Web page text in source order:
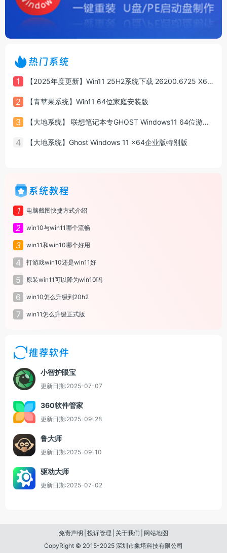
热门系统
1 【2025年度更新】Win11 25H2系统下载 26200.6725 X64 专业版
2 【青苹果系统】Win11 64位家庭安装版
3 【大地系统】 联想笔记本专GHOST Windows11 64位游戏增强版系统镜像
4 【大地系统】Ghost Windows 11 x64企业版特别版
系统教程
1 电脑截图快捷方式介绍
2 win10与win11哪个流畅
3 win11和win10哪个好用
4 打游戏win10还是win11好
5 原装win11可以降为win10吗
6 win10怎么升级到20h2
7 win11怎么升级正式版
推荐软件
小智护眼宝
更新日期:2025-07-07
360软件管家
更新日期:2025-09-28
鲁大师
更新日期:2025-09-10
驱动大师
更新日期:2025-07-02
免责声明 投诉管理 关于我们
网站地图
CopyRight © 2015-2025 深圳市象塔科技有限公司